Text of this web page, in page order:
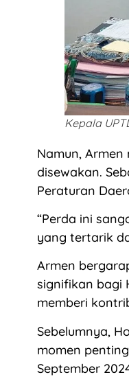
Kepala
Namun,
disewakan.
Peraturan
“Perda ini
yang tertarik
Armen
signifikan bagi
memberi
Sebelumnya,
momen
September